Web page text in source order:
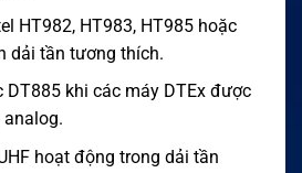
HT982, HT983, HT985 hoặc
dải tần tương thích.
DT885 khi các máy DTEx được
analog.
hoạt động trong dải tần